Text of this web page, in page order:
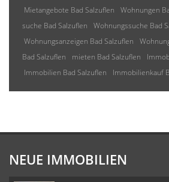
Mietangebote Bad Salzuflen
Wohnungen
suche Bad Salzuflen
Wohnungssuche Bad
Wohnungsanzeigen Bad Salzuflen
Bad Salzuflen
mieten Bad Salzuflen
Immobilien Bad Salzuflen
Immobilienkauf
NEUE IMMOBILIEN